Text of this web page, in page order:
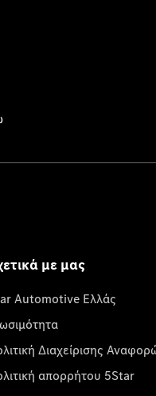
με μας
Automotive Ελλάς
Διαχείρισης
απορρήτου 5Star